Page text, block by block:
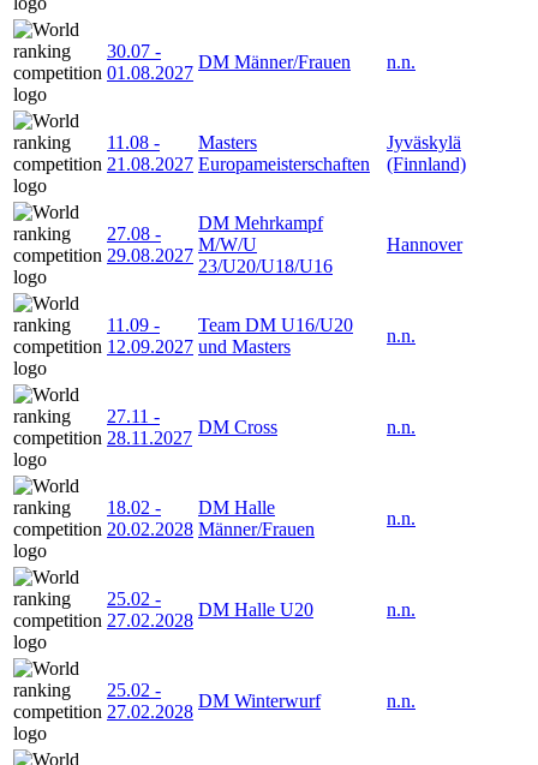
30.07 -
01.08.2027
DM Männer/Frauen n.n.
11.08 -
21.08.2027
Masters
Europameisterschaften
Jyväskylä
(Finnland)
27.08 -
29.08.2027
DM Mehrkampf
M/W/U
23/U20/U18/U16
Hannover
11.09 -
12.09.2027
Team DM U16/U20
und Masters
n.n.
27.11 -
28.11.2027
DM Cross n.n.
18.02 -
20.02.2028
DM Halle
Männer/Frauen
n.n.
25.02 -
27.02.2028
DM Halle U20 n.n.
25.02 -
27.02.2028
DM Winterwurf n.n.